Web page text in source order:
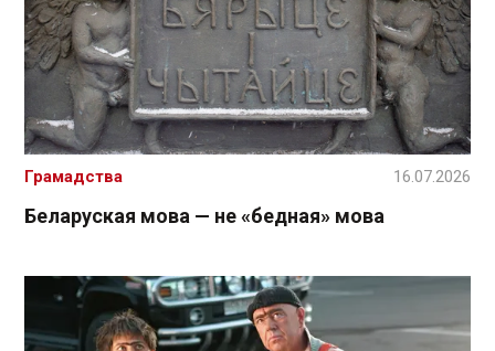
Беларуская мова — не «бедная» мова
Грамадства 16.07.2026